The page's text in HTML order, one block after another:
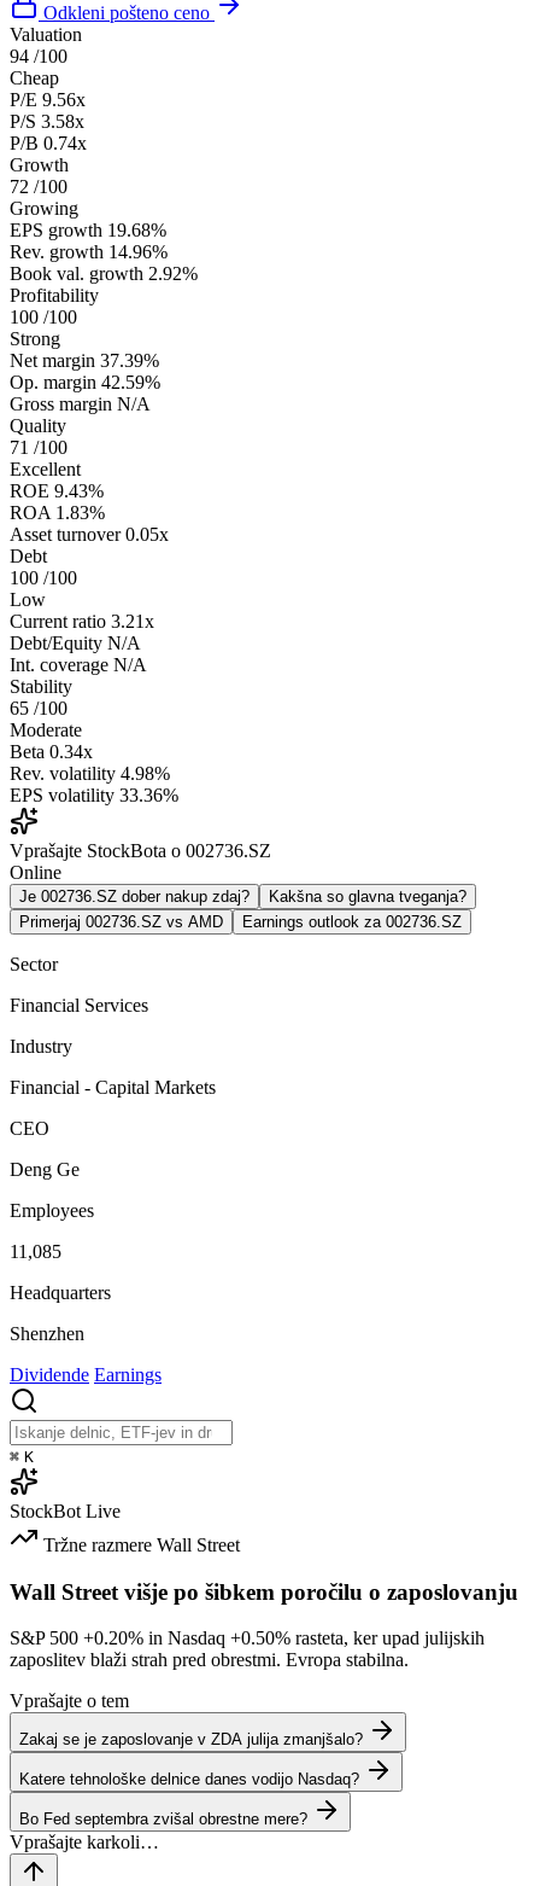
Odkleni pošteno ceno
Valuation
94 /100
Cheap
P/E 9.56x
P/S 3.58x
P/B 0.74x
Growth
72 /100
Growing
EPS growth 19.68%
Rev. growth 14.96%
Book val. growth 2.92%
Profitability
100 /100
Strong
Net margin 37.39%
Op. margin 42.59%
Gross margin N/A
Quality
71 /100
Excellent
ROE 9.43%
ROA 1.83%
Asset turnover 0.05x
Debt
100 /100
Low
Current ratio 3.21x
Debt/Equity N/A
Int. coverage N/A
Stability
65 /100
Moderate
Beta 0.34x
Rev. volatility 4.98%
EPS volatility 33.36%
Vprašajte StockBota o 002736.SZ
Online
Je 002736.SZ dober nakup zdaj?
Kakšna so glavna tveganja?
Primerjaj 002736.SZ vs AMD
Earnings outlook za 002736.SZ
Sector
Financial Services
Industry
Financial - Capital Markets
CEO
Deng Ge
Employees
11,085
Headquarters
Shenzhen
Dividende Earnings
⌘ K
StockBot Live
Tržne razmere Wall Street
Wall Street višje po šibkem poročilu o zaposlovanju
S&P 500 +0.20% in Nasdaq +0.50% rasteta, ker upad julijskih
zaposlitev blaži strah pred obrestmi. Evropa stabilna.
Vprašajte o tem
Zakaj se je zaposlovanje v ZDA julija zmanjšalo?
Katere tehnološke delnice danes vodijo Nasdaq?
Bo Fed septembra zvišal obrestne mere?